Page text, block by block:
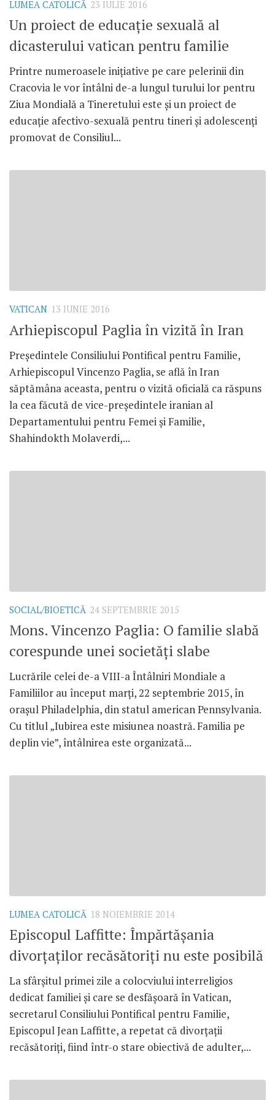
LUMEA CATOLICĂ 23 IULIE 2016
Un proiect de educație sexuală al
dicasterului vatican pentru familie
Printre numeroasele inițiative pe care pelerinii din
Cracovia le vor întâlni de-a lungul turului lor pentru
Ziua Mondială a Tineretului este și un proiect de
educație afectivo-sexuală pentru tineri și adolescenți
promovat de Consiliul...
VATICAN 13 IUNIE 2016
Arhiepiscopul Paglia în vizită în Iran
Președintele Consiliului Pontifical pentru Familie,
Arhiepiscopul Vincenzo Paglia, se află în Iran
săptămâna aceasta, pentru o vizită oficială ca răspuns
la cea făcută de vice-președintele iranian al
Departamentului pentru Femei și Familie,
Shahindokth Molaverdi,...
SOCIAL/BIOETICĂ 24 SEPTEMBRIE 2015
Mons. Vincenzo Paglia: O familie slabă
corespunde unei societăți slabe
Lucrările celei de-a VIII-a Întâlniri Mondiale a
Familiilor au început marți, 22 septembrie 2015, în
orașul Philadelphia, din statul american Pennsylvania.
Cu titlul „Iubirea este misiunea noastră. Familia pe
deplin vie”, întâlnirea este organizată...
LUMEA CATOLICĂ 18 NOIEMBRIE 2014
Episcopul Laffitte: Împărtăşania
divorţaţilor recăsătoriţi nu este posibilă
La sfârşitul primei zile a colocviului interreligios
dedicat familiei şi care se desfăşoară în Vatican,
secretarul Consiliului Pontifical pentru Familie,
Episcopul Jean Laffitte, a repetat că divorţaţii
recăsătoriţi, fiind într-o stare obiectivă de adulter,...